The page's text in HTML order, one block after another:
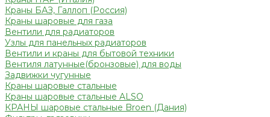
Краны БАЗ, Галлоп (Россия)
Краны шаровые для газа
Вентили для радиаторов
Узлы для панельных радиаторов
Вентили и краны для бытовой техники
Вентиля латунные(бронзовые) для воды
Задвижки чугунные
Краны шаровые стальные
Краны шаровые стальные ALSO
КРАНЫ шаровые стальные Broen (Дания)